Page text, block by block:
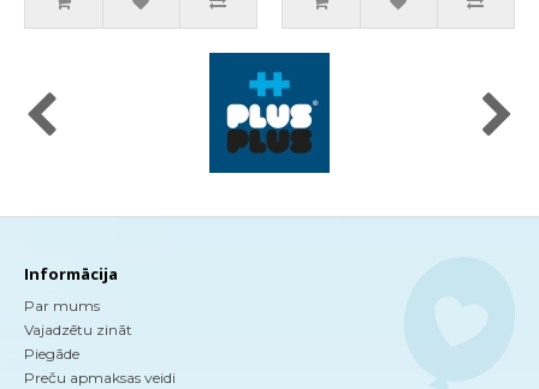
Informācija
Par mums
Vajadzētu zināt
Piegāde
Preču apmaksas veidi